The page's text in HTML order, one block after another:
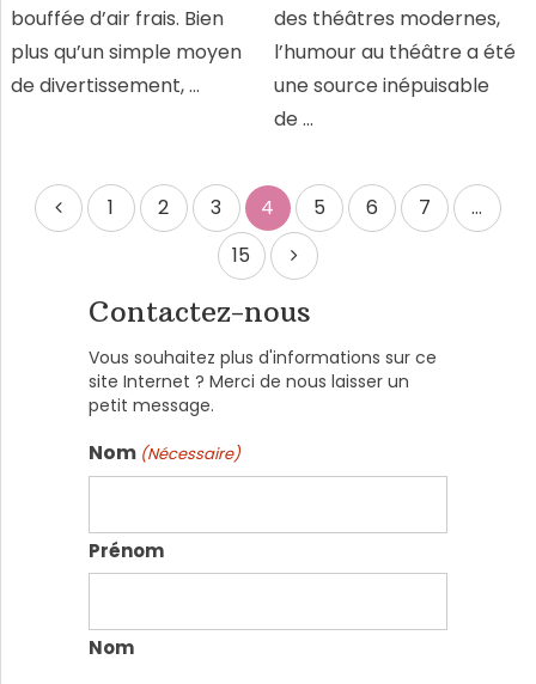
bouffée d’air frais. Bien
plus qu’un simple moyen
de divertissement, …
des théâtres modernes,
l’humour au théâtre a été
une source inépuisable
de …
Pagination
des
1 2 3 4 5 6 7
…
15
Contactez-nous
Vous souhaitez plus d'informations sur ce
site Internet ? Merci de nous laisser un
petit message.
Nom (Nécessaire)
Prénom
Nom